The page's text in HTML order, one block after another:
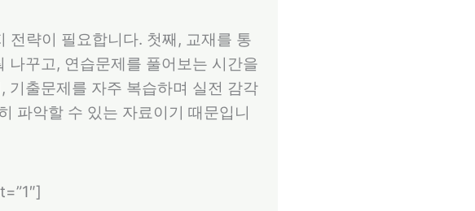
전략이 필요합니다. 첫째, 교재를 통
나꾸고, 연습문제를 풀어보는 시간을
기출문제를 자주 복습하며 실전 감각
파악할 수 있는 자료이기 때문입니